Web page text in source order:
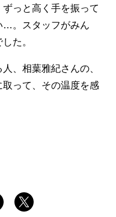
っと高く手を振って
…。スタッフがみん
た。
、相葉雅紀さんの、
って、その温度を感